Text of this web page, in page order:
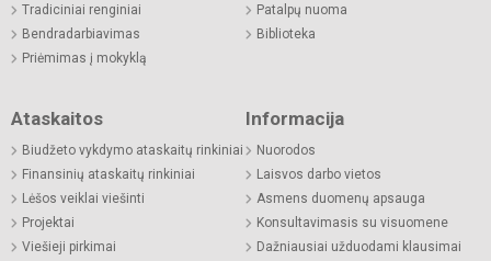
Tradiciniai renginiai
Bendradarbiavimas
Priėmimas į mokyklą
Patalpų nuoma
Biblioteka
Ataskaitos
Biudžeto vykdymo ataskaitų rinkiniai
Finansinių ataskaitų rinkiniai
Lėšos veiklai viešinti
Projektai
Viešieji pirkimai
Informacija
Nuorodos
Laisvos darbo vietos
Asmens duomenų apsauga
Konsultavimasis su visuomene
Dažniausiai užduodami klausimai